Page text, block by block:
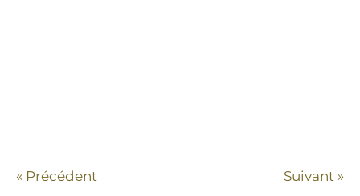
« Précédent Suivant »